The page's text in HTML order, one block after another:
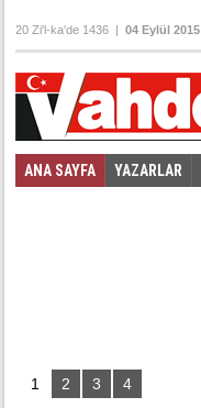
20 Zi'l-ka'de 1436 | 04 Eylül 2015
ANA SAYFA YAZARLAR
1 2 3 4